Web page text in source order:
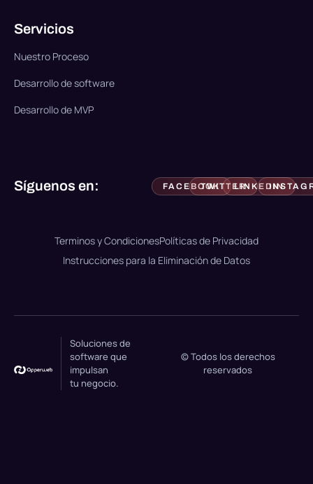
Servicios
Nuestro Proceso
Desarrollo de software
Desarrollo de MVP
Síguenos en: FACEBOOKTWITTERLINKEDIN
Terminos y CondicionesPolíticas de Privacidad
Instrucciones para la Eliminación de Datos
Soluciones de
software que
impulsan
tu negocio.
© Todos los derechos
reservados